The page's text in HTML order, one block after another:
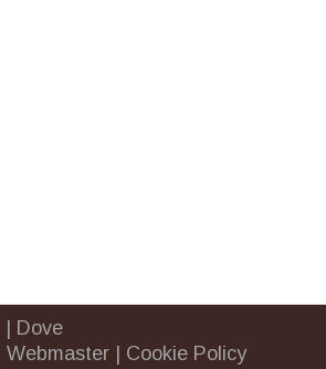
Dove
Webmaster Cookie Policy